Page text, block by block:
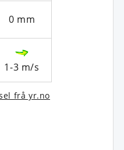
0 mm
1-3 m/s
frå yr.no